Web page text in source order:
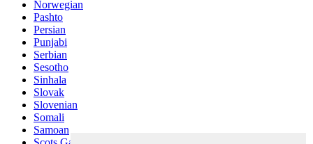
Norwegian
Pashto
Persian
Punjabi
Serbian
Sesotho
Sinhala
Slovak
Slovenian
Somali
Samoan